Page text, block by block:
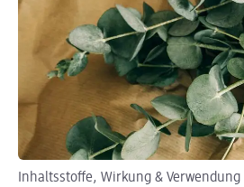
Inhaltsstoffe, Wirkung & Verwendung